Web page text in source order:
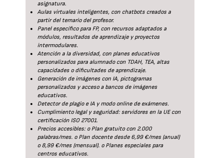
asignatura.
Aulas virtuales inteligentes, con chatbots creados a
partir del temario del profesor.
Panel específico para FP, con recursos adaptados a
módulos, resultados de aprendizaje y proyectos
intermodulares.
Atención a la diversidad, con planes educativos
personalizados para alumnado con TDAH, TEA, altas
capacidades o dificultades de aprendizaje.
Generación de imágenes con IA, pictogramas
personalizados y acceso a bancos de imágenes
educativos.
Detector de plagio e IA y modo online de exámenes.
Cumplimiento legal y seguridad: servidores en la UE con
certificación ISO 27001.
Precios accesibles: o Plan gratuito con 2.000
palabras/mes. o Plan docente desde 6,99 €/mes (anual)
o 8,99 €/mes (mensual). o Planes especiales para
centros educativos.